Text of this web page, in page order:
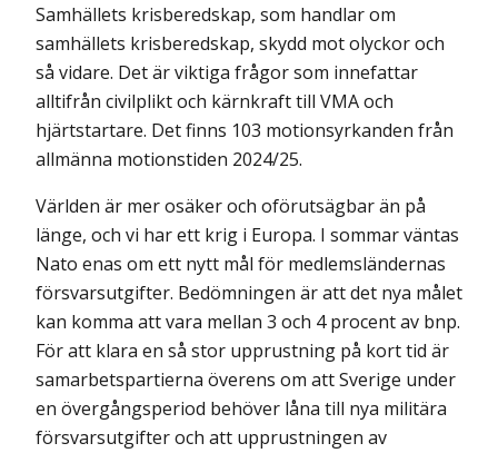
Samhällets krisberedskap, som handlar om
samhällets krisberedskap, skydd mot olyckor och
så vidare. Det är viktiga frågor som innefattar
alltifrån civilplikt och kärnkraft till VMA och
hjärtstartare. Det finns 103 motionsyrkanden från
allmänna motionstiden 2024/25.
Världen är mer osäker och oförutsägbar än på
länge, och vi har ett krig i Europa. I sommar väntas
Nato enas om ett nytt mål för medlemsländernas
försvarsutgifter. Bedömningen är att det nya målet
kan komma att vara mellan 3 och 4 procent av bnp.
För att klara en så stor upprustning på kort tid är
samarbetspartierna överens om att Sverige under
en övergångsperiod behöver låna till nya militära
försvarsutgifter och att upprustningen av